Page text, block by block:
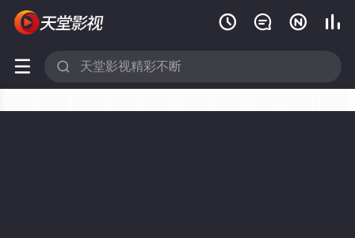
   
 